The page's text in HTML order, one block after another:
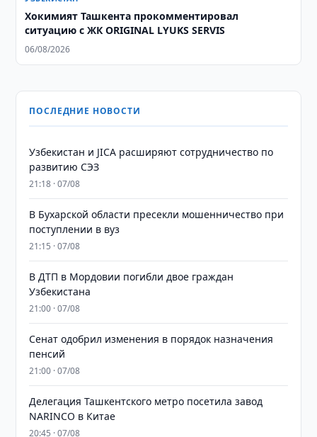
Хокимият Ташкента прокомментировал
ситуацию с ЖК ORIGINAL LYUKS SERVIS
06/08/2026
ПОСЛЕДНИЕ НОВОСТИ
Узбекистан и JICA расширяют сотрудничество по
развитию СЭЗ
21:18 · 07/08
В Бухарской области пресекли мошенничество при
поступлении в вуз
21:15 · 07/08
В ДТП в Мордовии погибли двое граждан
Узбекистана
21:00 · 07/08
Сенат одобрил изменения в порядок назначения
пенсий
21:00 · 07/08
Делегация Ташкентского метро посетила завод
NARINCO в Китае
20:45 · 07/08